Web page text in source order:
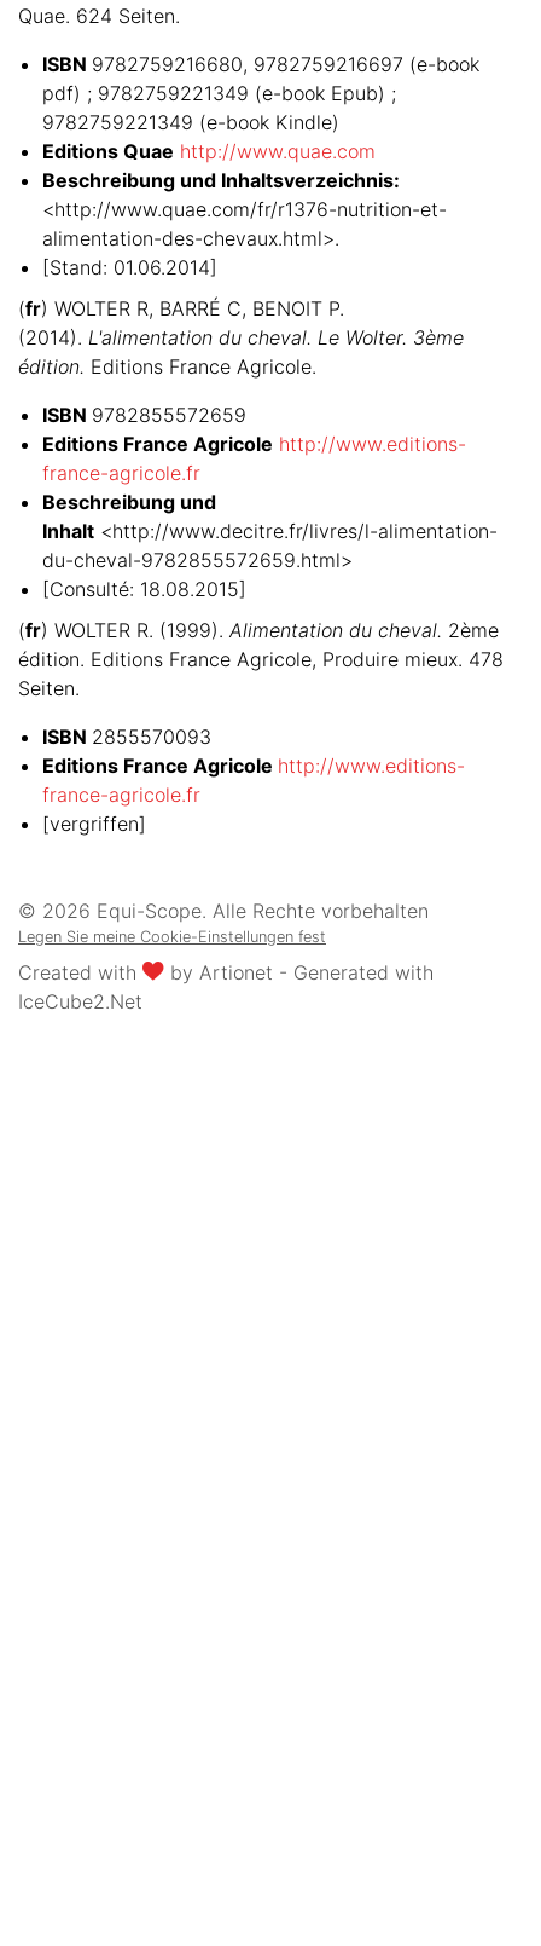
Quae. 624 Seiten.
ISBN 9782759216680, 9782759216697 (e-book
pdf) ; 9782759221349 (e-book Epub) ;
9782759221349 (e-book Kindle)
Editions Quae http://www.quae.com
Beschreibung und Inhaltsverzeichnis:
<http://www.quae.com/fr/r1376-nutrition-et-
alimentation-des-chevaux.html>.
[Stand: 01.06.2014]
(fr) WOLTER R, BARRÉ C, BENOIT P.
(2014). L'alimentation du cheval. Le Wolter. 3ème
édition. Editions France Agricole.
ISBN 9782855572659
Editions France Agricole http://www.editions-
france-agricole.fr
Beschreibung und
Inhalt <http://www.decitre.fr/livres/l-alimentation-
du-cheval-9782855572659.html>
[Consulté: 18.08.2015]
(fr) WOLTER R. (1999). Alimentation du cheval. 2ème
édition. Editions France Agricole, Produire mieux. 478
Seiten.
ISBN 2855570093
Editions France Agricole http://www.editions-
france-agricole.fr
[vergriffen]
© 2026 Equi-Scope. Alle Rechte vorbehalten
Legen Sie meine Cookie-Einstellungen fest
Created with by Artionet - Generated with
IceCube2.Net